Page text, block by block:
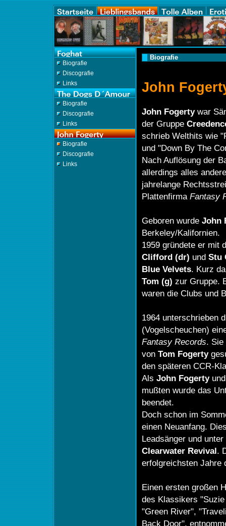
Biografie
Discografie
Links
Biografie
Discografie
Links
Biografie
Discografie
Links
Biografie
John
John Fogertywar
der Gruppe
schrieb Welthits wie
und "Down By The
Nach Auflösung der
allerdings alles
jahrelange
Plattenfirma Fantasy
Geboren wurde John
Berkeley/Kalifornien.
1959 gründete er mit
Clifford (dr) und Stu
Blue Velvets. Kurz
Tom (g) zur Gruppe.
waren die Clubs und
1964 unterschrieben
(Vogelscheuchen)
Fantasy Records. Sie
von Tom Fogerty
den späteren CCR-
Als John Fogerty
mußten wurde das
beendet.
Doch schon im
einen Neuanfang.
Leadsänger und
Clearwater Revival.
erfolgreichsten Jahre
Einen ersten großen
des Klassikers
"Green River",
Back Door",